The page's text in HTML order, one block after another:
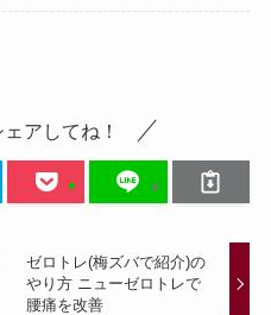
アしてね！
ゼロトレ(梅ズバで紹介)の
やり方 ニューゼロトレで
腰痛を改善